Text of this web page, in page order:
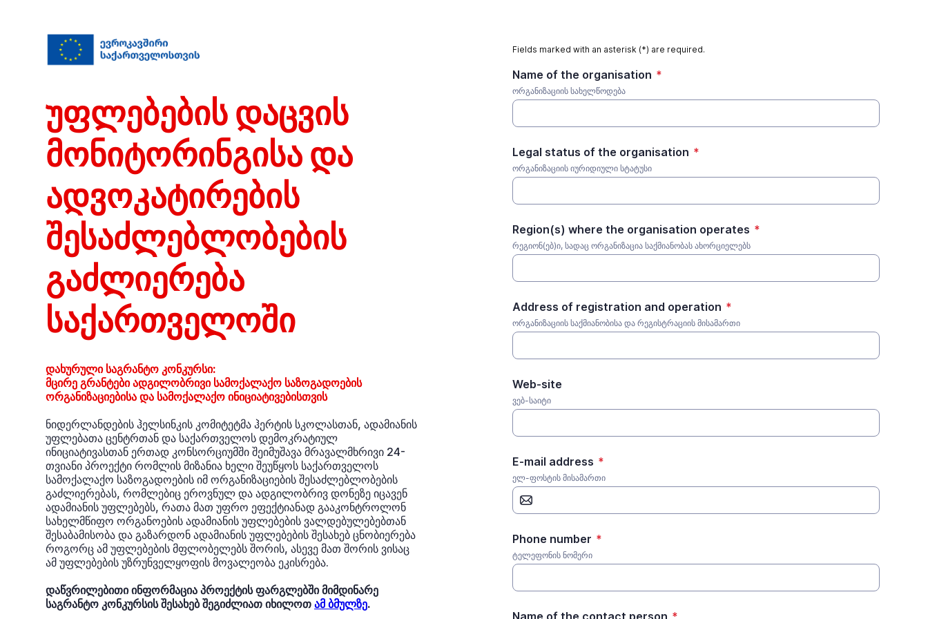
უფლებების დაცვის
მონიტორინგისა და
ადვოკატირების
შესაძლებლობების
გაძლიერება
საქართველოში
დახურული საგრანტო კონკურსი:
მცირე გრანტები ადგილობრივი სამოქალაქო საზოგადოების
ორგანიზაციებისა და სამოქალაქო ინიციატივებისთვის
ნიდერლანდების ჰელსინკის კომიტეტმა ჰერტის სკოლასთან, ადამიანის
უფლებათა ცენტრთან და საქართველოს დემოკრატიულ
ინიციატივასთან ერთად კონსორციუმში შეიმუშავა მრავალმხრივი 24-
თვიანი პროექტი რომლის მიზანია ხელი შეუწყოს საქართველოს
სამოქალაქო საზოგადოების იმ ორგანიზაციების შესაძლებლობების
გაძლიერებას, რომლებიც ეროვნულ და ადგილობრივ დონეზე იცავენ
ადამიანის უფლებებს, რათა მათ უფრო ეფექტიანად გააკონტროლონ
სახელმწიფო ორგანოების ადამიანის უფლებების ვალდებულებებთან
შესაბამისობა და გაზარდონ ადამიანის უფლებების შესახებ ცნობიერება
როგორც ამ უფლებების მფლობელებს შორის, ასევე მათ შორის ვისაც
ამ უფლებების უზრუნველყოფის მოვალეობა ეკისრება.
დაწვრილებითი ინფორმაცია პროექტის ფარგლებში მიმდინარე
საგრანტო კონკურსის შესახებ შეგიძლიათ იხილოთ ამ ბმულზე.
Fields marked with an asterisk (*) are required.
Name of the organisation *
ორგანიზაციის სახელწოდება
Legal status of the organisation *
ორგანიზაციის იურიდიული სტატუსი
Region(s) where the organisation operates *
რეგიონ(ებ)ი, სადაც ორგანიზაცია საქმიანობას ახორციელებს
Address of registration and operation *
ორგანიზაციის საქმიანობისა და რეგისტრაციის მისამართი
Web-site
ვებ-საიტი
E-mail address *
ელ-ფოსტის მისამართი
Phone number *
ტელეფონის ნომერი
Name of the contact person *